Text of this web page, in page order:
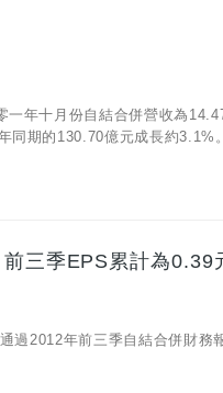
年十月份自結合併營收為
同期的130.70億元成長約3.1%。
三季EPS累計為0.39
過2012年前三季自結合併財